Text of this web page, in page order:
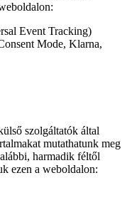
Event Tracking)
Mode, Klarna,
szolgáltatók által
mutathatunk meg
harmadik féltől
ezen a weboldalon: